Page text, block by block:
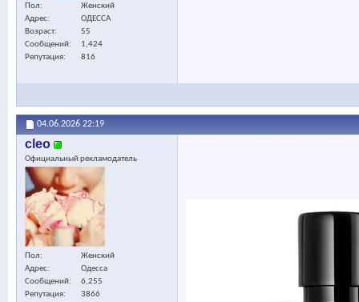
Пол
Женский
Адрес
ОДЕССА
Возраст
55
Сообщений
1,424
Репутация
816
04.06.2026 22:19
cleo
Официальный рекламодатель
Пол
Женский
Адрес
Одесса
Сообщений
6,255
Репутация
3866